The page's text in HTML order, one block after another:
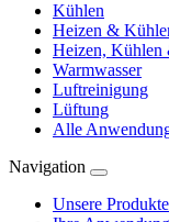
Kühlen
Heizen &
Heizen, Kühlen
Warmwasser
Luftreinigung
Lüftung
Alle
Navigation
Unsere Produkte